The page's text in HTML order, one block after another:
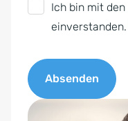
V
O
-
Ich bin mit den
einverstanden.
Absenden
A